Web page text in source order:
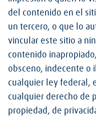
del contenido en el
un tercero, o que lo
vincular este sitio a
contenido
obsceno, indecente o
cualquier ley federal,
cualquier derecho de
propiedad, de